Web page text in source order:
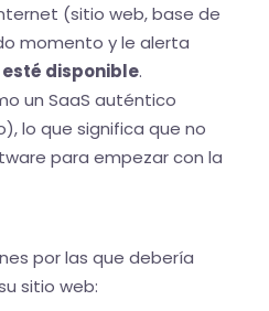
(sitio web, base de
momento y le alerta
esté disponible.
un SaaS auténtico
lo que significa que no
para empezar con la
por las que debería
sitio web: